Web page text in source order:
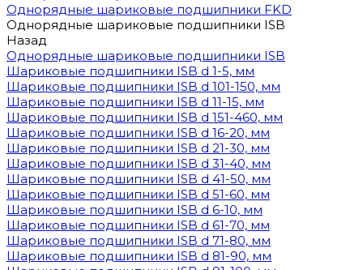
Однорядные шариковые подшипники FKD
Однорядные шариковые подшипники ISB
Назад
Однорядные шариковые подшипники ISB
Шариковые подшипники ISB d 1-5, мм
Шариковые подшипники ISB d 101-150, мм
Шариковые подшипники ISB d 11-15, мм
Шариковые подшипники ISB d 151-460, мм
Шариковые подшипники ISB d 16-20, мм
Шариковые подшипники ISB d 21-30, мм
Шариковые подшипники ISB d 31-40, мм
Шариковые подшипники ISB d 41-50, мм
Шариковые подшипники ISB d 51-60, мм
Шариковые подшипники ISB d 6-10, мм
Шариковые подшипники ISB d 61-70, мм
Шариковые подшипники ISB d 71-80, мм
Шариковые подшипники ISB d 81-90, мм